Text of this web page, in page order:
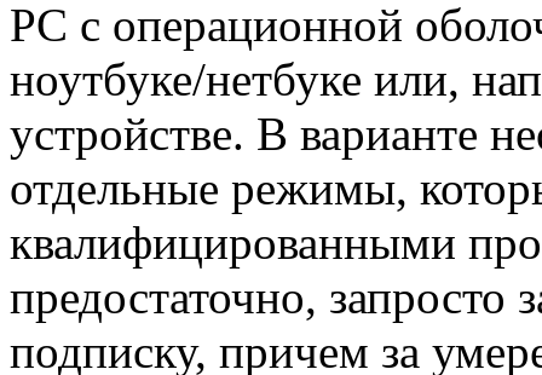
PC с операционной
ноутбуке/нетбуке или,
устройстве. В варианте
отдельные режимы,
квалифицированными
предостаточно, запросто
подписку, причем за